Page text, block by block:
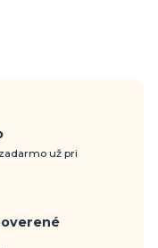
už pri